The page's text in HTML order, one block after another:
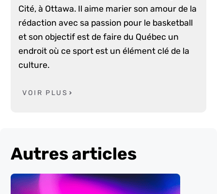
Cité, à Ottawa. Il aime marier son amour de la
rédaction avec sa passion pour le basketball
et son objectif est de faire du Québec un
endroit où ce sport est un élément clé de la
culture.
VOIR PLUS
Autres articles